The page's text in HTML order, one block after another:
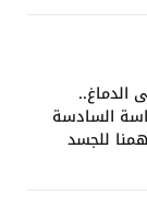
الدماغ..
السادسة
للجسد